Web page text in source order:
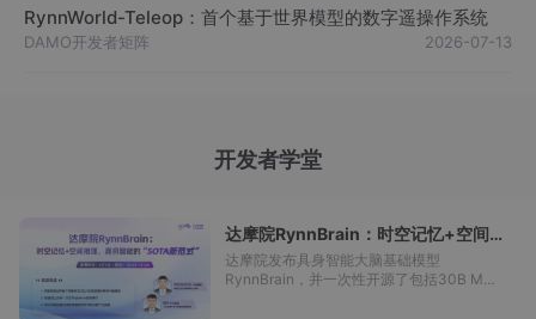
RynnWorld-Teleop：首个基于世界模型的数字遥操作系统
DAMO开发者矩阵 2026-07-13
开发者学堂
达摩院RynnBrain：时空记忆+空间
推理，具身智能的SOTA新范式
达摩院发布具身智能大脑基础模型
RynnBrain，并一次性开源了包括30B MoE